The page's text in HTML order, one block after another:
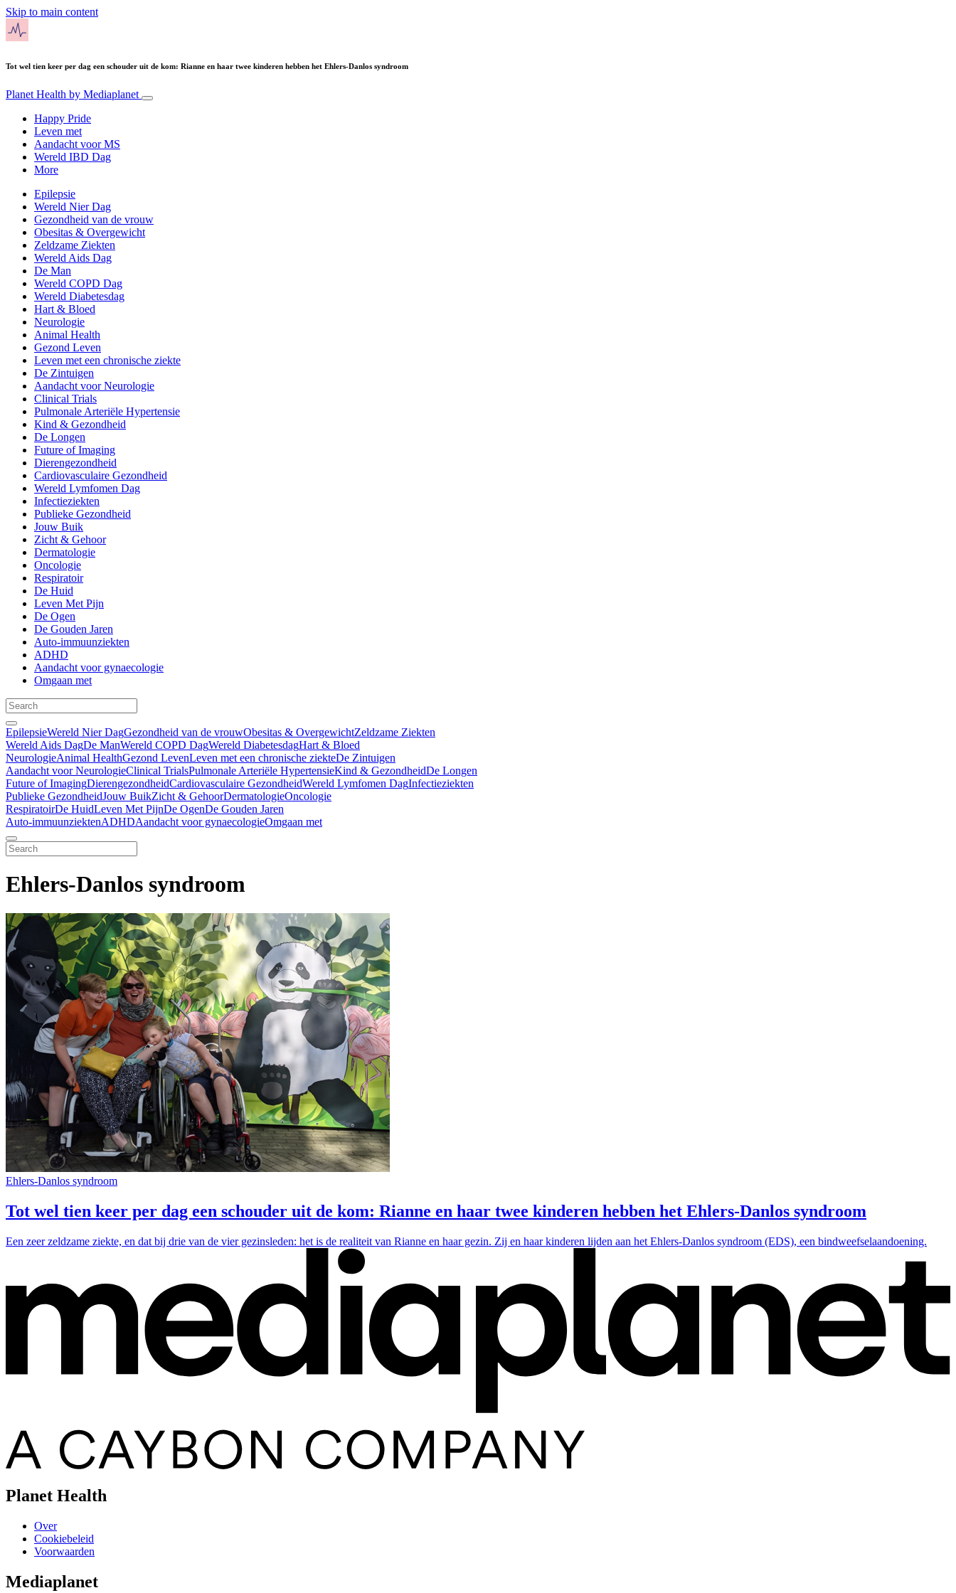
Skip to main content
Tot wel tien keer per dag een schouder uit de kom: Rianne en haar twee kinderen hebben het Ehlers-Danlos syndroom
Planet Health by Mediaplanet
Happy Pride
Leven met
Aandacht voor MS
Wereld IBD Dag
More
Epilepsie
Wereld Nier Dag
Gezondheid van de vrouw
Obesitas & Overgewicht
Zeldzame Ziekten
Wereld Aids Dag
De Man
Wereld COPD Dag
Wereld Diabetesdag
Hart & Bloed
Neurologie
Animal Health
Gezond Leven
Leven met een chronische ziekte
De Zintuigen
Aandacht voor Neurologie
Clinical Trials
Pulmonale Arteriële Hypertensie
Kind & Gezondheid
De Longen
Future of Imaging
Dierengezondheid
Cardiovasculaire Gezondheid
Wereld Lymfomen Dag
Infectieziekten
Publieke Gezondheid
Jouw Buik
Zicht & Gehoor
Dermatologie
Oncologie
Respiratoir
De Huid
Leven Met Pijn
De Ogen
De Gouden Jaren
Auto-immuunziekten
ADHD
Aandacht voor gynaecologie
Omgaan met
EpilepsieWereld Nier DagGezondheid van de vrouwObesitas & OvergewichtZeldzame Ziekten
Wereld Aids DagDe ManWereld COPD DagWereld DiabetesdagHart & Bloed
NeurologieAnimal HealthGezond LevenLeven met een chronische ziekteDe Zintuigen
Aandacht voor NeurologieClinical TrialsPulmonale Arteriële HypertensieKind & GezondheidDe Longen
Future of ImagingDierengezondheidCardiovasculaire GezondheidWereld Lymfomen DagInfectieziekten
Publieke GezondheidJouw BuikZicht & GehoorDermatologieOncologie
RespiratoirDe HuidLeven Met PijnDe OgenDe Gouden Jaren
Auto-immuunziektenADHDAandacht voor gynaecologieOmgaan met
Ehlers-Danlos syndroom
Ehlers-Danlos syndroom
Tot wel tien keer per dag een schouder uit de kom: Rianne en haar twee kinderen hebben het Ehlers-Danlos syndroom
Een zeer zeldzame ziekte, en dat bij drie van de vier gezinsleden: het is de realiteit van Rianne en haar gezin. Zij en haar kinderen lijden aan het Ehlers-Danlos syndroom (EDS), een bindweefselaandoening.
Planet Health
Over
Cookiebeleid
Voorwaarden
Mediaplanet